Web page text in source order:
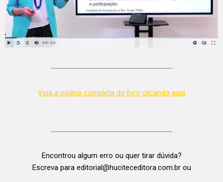
Veja a página completa do livro clicando aqui
Encontrou algum erro ou quer tirar dúvida?
Escreva para editorial@huciteceditora.com.br ou